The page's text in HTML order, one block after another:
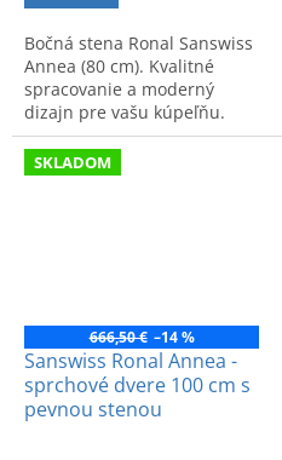
Bočná stena Ronal Sanswiss
Annea (80 cm). Kvalitné
spracovanie a moderný
dizajn pre vašu kúpeľňu.
Objednajte pod kódom
ANT08005007.
SKLADOM
666,50 € –14 %
Sanswiss Ronal Annea -
sprchové dvere 100 cm s
pevnou stenou